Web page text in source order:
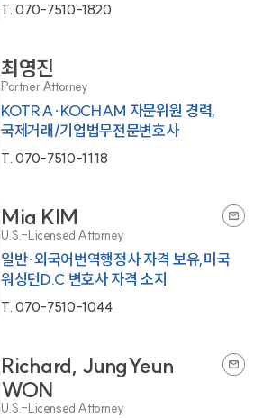
T.070-7510-1820
최영진
Partner Attorney
KOTRA·KOCHAM 자문위원 경력,
국제거래/기업법무전문변호사
T.070-7510-1118
Mia KIM
U.S.-Licensed Attorney
일반·외국어번역행정사 자격 보유,미국
워싱턴D.C 변호사 자격 소지
T.070-7510-1044
Richard, JungYeun
WON
U.S.-Licensed Attorney